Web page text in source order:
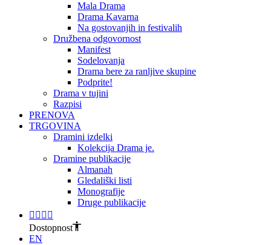
Mala Drama
Drama Kavarna
Na gostovanjih in festivalih
Družbena odgovornost
Manifest
Sodelovanja
Drama bere za ranljive skupine
Podprite!
Drama v tujini
Razpisi
PRENOVA
TRGOVINA
Dramini izdelki
Kolekcija Drama je.
Dramine publikacije
Almanah
Gledališki listi
Monografije
Druge publikacije
Dostopnost
EN